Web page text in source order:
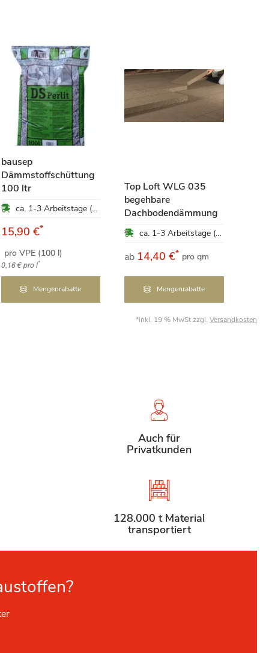
bausep
Dämmstoffschüttung
100 ltr
ca. 1-3 Arbeitstage (Mo-Fr)
15,90 €*
pro VPE (100 l)
0,16 €pro l*
Mengenrabatte
Top Loft WLG 035
begehbare
Dachbodendämmung
ca. 1-3 Arbeitstage (Mo-Fr)
ab 14,40 €* pro qm
Mengenrabatte
*inkl. 19 % MwSt zzgl. Versandkosten
Auch für
Privatkunden
128.000 t Material
transportiert